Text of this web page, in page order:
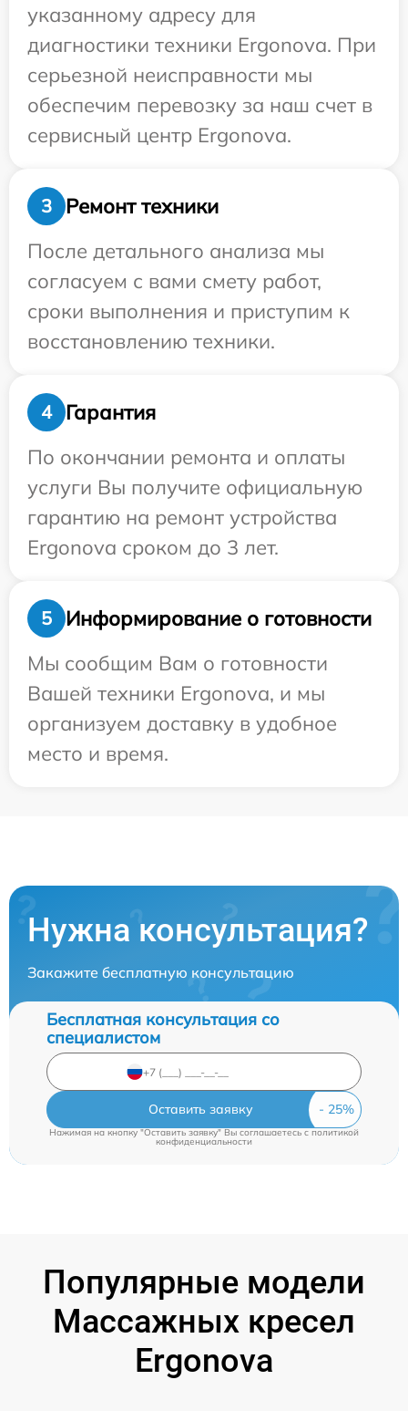
указанному адресу для
диагностики техники Ergonova. При
серьезной неисправности мы
обеспечим перевозку за наш счет в
сервисный центр Ergonova.
3
Ремонт техники
После детального анализа мы
согласуем с вами смету работ,
сроки выполнения и приступим к
восстановлению техники.
4
Гарантия
По окончании ремонта и оплаты
услуги Вы получите официальную
гарантию на ремонт устройства
Ergonova сроком до 3 лет.
5
Информирование о готовности
Мы сообщим Вам о готовности
Вашей техники Ergonova, и мы
организуем доставку в удобное
место и время.
Нужна консультация?
Закажите бесплатную консультацию
Бесплатная консультация со
специалистом
Оставить заявку
Нажимая на кнопку "Оставить заявку" Вы соглашаетесь cполитикой
конфиденциальности
Популярные модели
Массажных кресел
Ergonova